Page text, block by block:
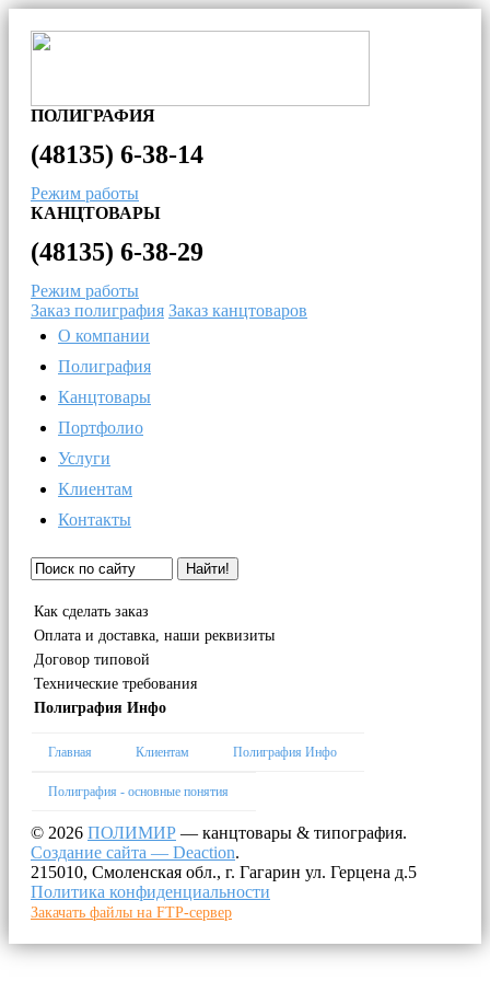
ПОЛИГРАФИЯ
(48135) 6-38-14
Режим работы
КАНЦТОВАРЫ
(48135) 6-38-29
Режим работы
Заказ полиграфия Заказ канцтоваров
О компании
Полиграфия
Канцтовары
Портфолио
Услуги
Клиентам
Контакты
Найти!
Как сделать заказ
Оплата и доставка, наши реквизиты
Договор типовой
Технические требования
Полиграфия Инфо
Главная Клиентам Полиграфия Инфо
Полиграфия - основные понятия
© 2026 ПОЛИМИР — канцтовары & типография.
Создание сайта — Deaction.
215010, Смоленская обл., г. Гагарин ул. Герцена д.5
Политика конфиденциальности
Закачать файлы на FTP-сервер